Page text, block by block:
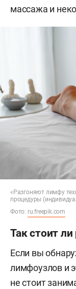
массажа и
«Разгоняют лимфу
процедуры
Фото: ru.freepik.com
Так стоит ли
Если вы
лимфоузлов и
не стоит